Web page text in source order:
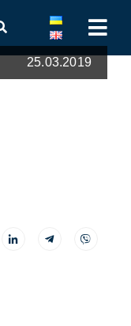
25.03.2019